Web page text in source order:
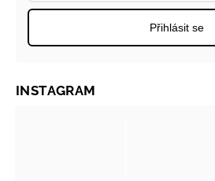
Přihlásit se
INSTAGRAM